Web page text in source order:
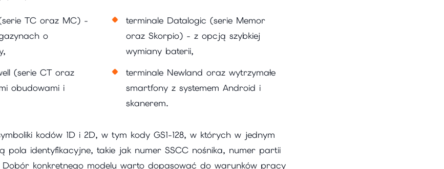
TC oraz MC) -
o
(serie CT oraz
obudowami i
terminale Datalogic (serie Memor
oraz Skorpio) - z opcją szybkiej
wymiany baterii,
terminale Newland oraz wytrzymałe
smartfony z systemem Android i
skanerem.
kodów 1D i 2D, w tym kody GS1-128, w których w jednym
pola identyfikacyjne, takie jak numer SSCC nośnika, numer partii
konkretnego modelu warto dopasować do warunków pracy